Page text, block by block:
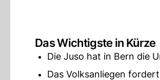
Das Wichtigste in Kürze
Die Juso hat in Bern die
Das Volksanliegen